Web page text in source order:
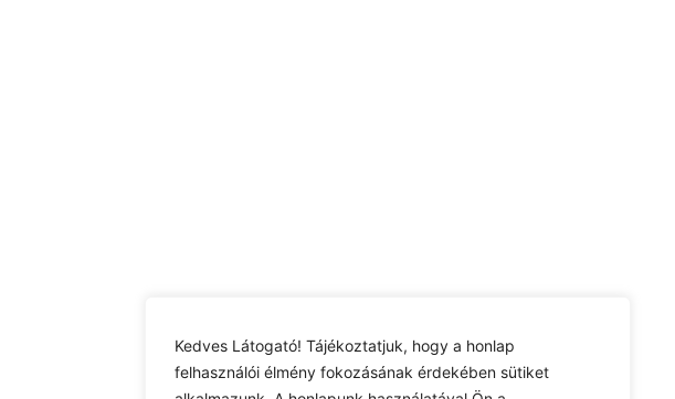
Kedves Látogató! Tájékoztatjuk, hogy a honlap
felhasználói élmény fokozásának érdekében sütiket